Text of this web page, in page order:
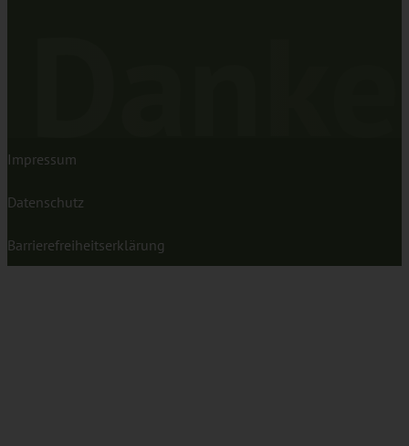
Impressum
Datenschutz
Barrierefreiheitserklärung